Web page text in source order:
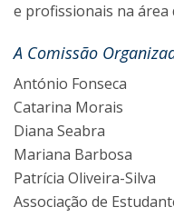
e profissionais na área
A Comissão
António Fonseca
Catarina Morais
Diana Seabra
Mariana Barbosa
Patrícia Oliveira-Silva
Associação de